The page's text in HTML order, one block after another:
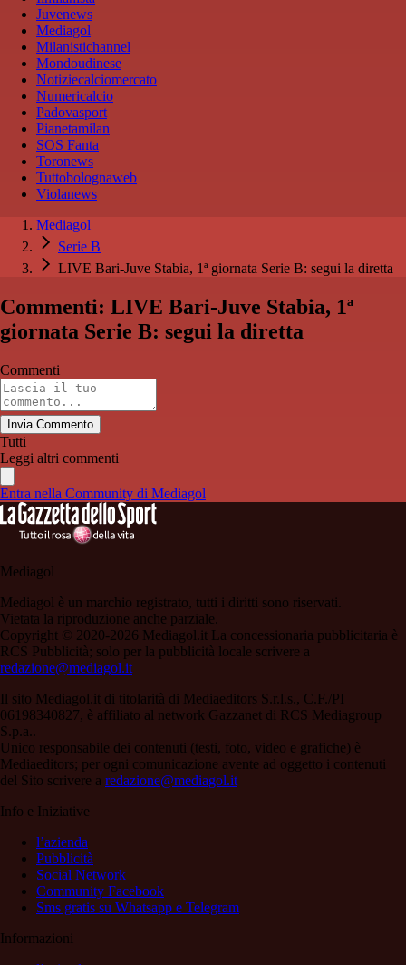
Juvenews
Mediagol
Milanistichannel
Mondoudinese
Notiziecalciomercato
Numericalcio
Padovasport
Pianetamilan
SOS Fanta
Toronews
Tuttobolognaweb
Violanews
Mediagol
Serie B
LIVE Bari-Juve Stabia, 1ª giornata Serie B: segui la diretta
Commenti: LIVE Bari-Juve Stabia, 1ª
giornata Serie B: segui la diretta
Commenti
Invia Commento
Tutti
Leggi altri commenti
Entra nella Community di Mediagol
Mediagol
Mediagol è un marchio registrato, tutti i diritti sono riservati.
Vietata la riproduzione anche parziale.
Copyright © 2020-2026 Mediagol.it La concessionaria pubblicitaria è
RCS Pubblicità; solo per la pubblicità locale scrivere a
redazione@mediagol.it
Il sito Mediagol.it di titolarità di Mediaeditors S.r.l.s., C.F./PI
06198340827, è affiliato al network Gazzanet di RCS Mediagroup
S.p.a..
Unico responsabile dei contenuti (testi, foto, video e grafiche) è
Mediaeditors; per ogni comunicazione avente ad oggetto i contenuti
del Sito scrivere a redazione@mediagol.it
Info e Iniziative
l’azienda
Pubblicità
Social Network
Community Facebook
Sms gratis su Whatsapp e Telegram
Informazioni